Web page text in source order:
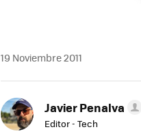
19 Noviembre 2011
Javier Penalva
Editor - Tech